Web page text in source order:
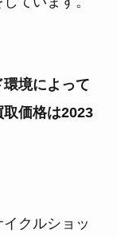
境によって
価格は2023
クルショッ